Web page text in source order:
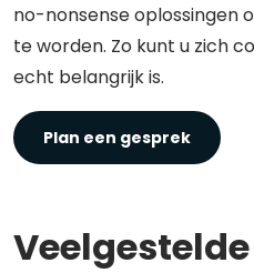
no-nonsense oplossingen
te worden. Zo kunt u zich
echt belangrijk is.
Plan een gesprek